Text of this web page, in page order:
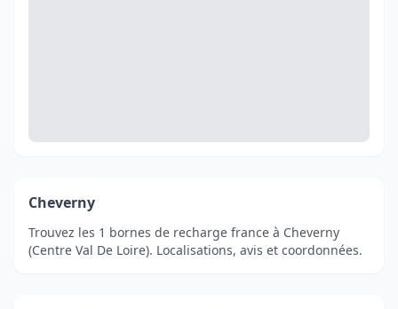
Cheverny
Trouvez les 1 bornes de recharge france à Cheverny
(Centre Val De Loire). Localisations, avis et coordonnées.